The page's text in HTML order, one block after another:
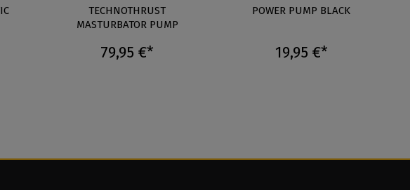
TECHNOTHRUST
MASTURBATOR PUMP
79,95 €*
POWER PUMP BLACK
19,95 €*